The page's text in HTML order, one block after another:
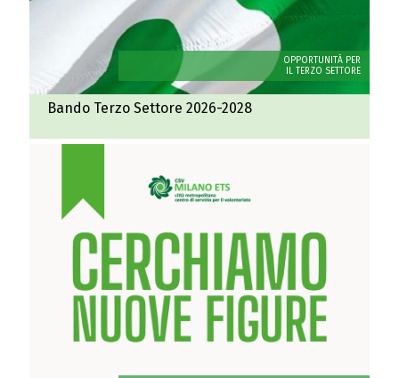
OPPORTUNITÀ PER
IL TERZO SETTORE
Bando Terzo Settore 2026-2028